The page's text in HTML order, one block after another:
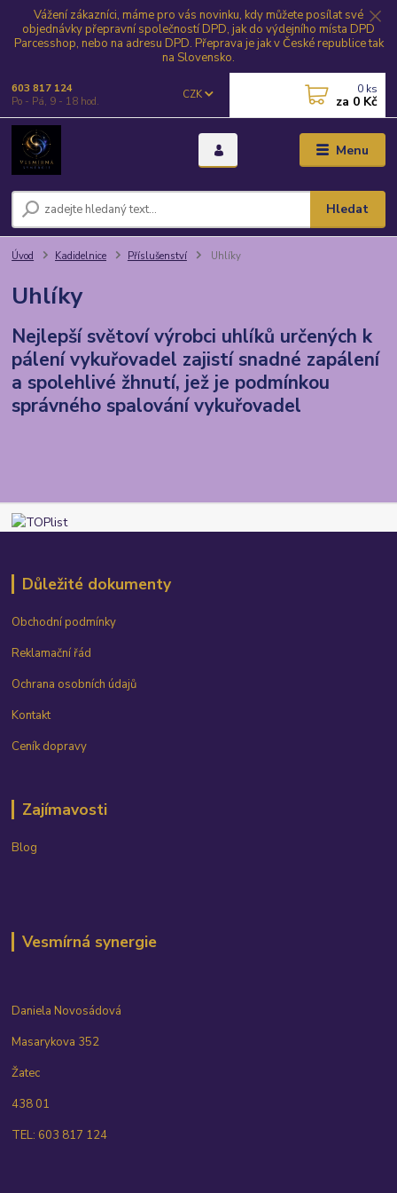
Vážení zákazníci, máme pro vás novinku, kdy můžete posílat své
objednávky přepravní společností DPD, jak do výdejního místa DPD
Parcesshop, nebo na adresu DPD. Přeprava je jak v České republice tak
na Slovensko.
Menu
CZK
Hledat
603 817 124
Po - Pá, 9 - 18 hod.
0 ks
za 0 Kč
Úvod Kadidelnice Příslušenství Uhlíky
Uhlíky
Nejlepší světoví výrobci uhlíků určených k
pálení vykuřovadel zajistí snadné zapálení
a spolehlivé žhnutí, jež je podmínkou
správného spalování vykuřovadel
Důležité dokumenty
Obchodní podmínky
Reklamační řád
Ochrana osobních údajů
Kontakt
Ceník dopravy
Zajímavosti
Blog
Vesmírná synergie
Daniela Novosádová
Masarykova 352
Žatec
438 01
TEL: 603 817 124